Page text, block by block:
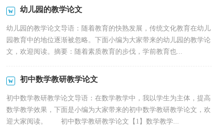
幼儿园的教学论文
幼儿园的教学论文导语：随着教育的快熟发展，传统文化教育在幼儿
园教育中的地位逐渐被忽略。下面小编为大家带来的幼儿园的教学论
文，欢迎阅读。摘要：随着素质教育的步伐，学前教育也...
初中数学教研教学论文
初中数学教研教学论文导语：在数学教学中，我以学生为主体，提高
数学教学效果，下面是小编为大家带来的初中数学教研教学论文，欢
迎大家阅读。 初中数学教研教学论文【1】数学教学...